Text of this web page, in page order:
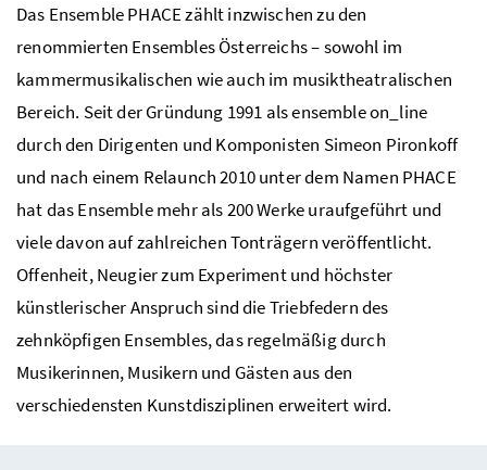
Das Ensemble PHACE zählt inzwischen zu den
renommierten Ensembles Österreichs – sowohl im
kammermusikalischen wie auch im musiktheatralischen
Bereich. Seit der Gründung 1991 als ensemble on_line
durch den Dirigenten und Komponisten Simeon Pironkoff
und nach einem Relaunch 2010 unter dem Namen PHACE
hat das Ensemble mehr als 200 Werke uraufgeführt und
viele davon auf zahlreichen Tonträgern veröffentlicht.
Offenheit, Neugier zum Experiment und höchster
künstlerischer Anspruch sind die Triebfedern des
zehnköpfigen Ensembles, das regelmäßig durch
Musikerinnen, Musikern und Gästen aus den
verschiedensten Kunstdisziplinen erweitert wird.